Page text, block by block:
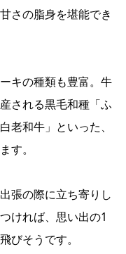
さの脂身を堪能でき
キの種類も豊富。牛
される黒毛和種「ふ
老和牛」といった、
す。
張の際に立ち寄りし
ければ、思い出の1
びそうです。